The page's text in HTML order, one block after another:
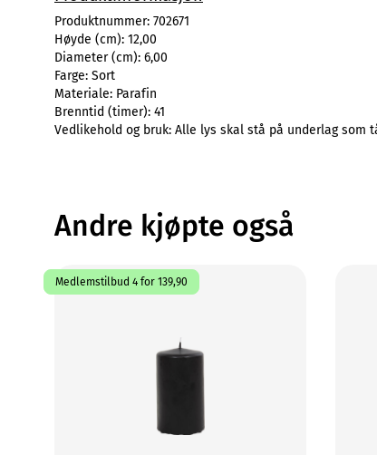
Produktnummer: 702671
Høyde (cm): 12,00
Diameter (cm): 6,00
Farge: Sort
Materiale: Parafin
Brenntid (timer): 41
Vedlikehold og bruk: Alle lys skal stå på underlag som
Andre kjøpte også
Medlemstilbud 4 for 139,90